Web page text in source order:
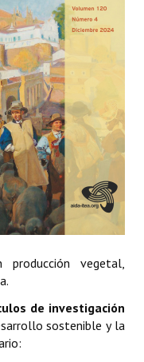
producción vegetal,
de investigación
sostenible y la